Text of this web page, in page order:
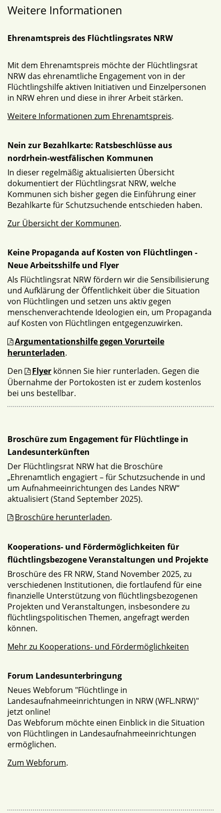
Weitere Informationen
Ehrenamtspreis des Flüchtlingsrates NRW
Mit dem Ehrenamtspreis möchte der Flüchtlingsrat
NRW das ehrenamtliche Engagement von in der
Flüchtlingshilfe aktiven Initiativen und Einzelpersonen
in NRW ehren und diese in ihrer Arbeit stärken.
Weitere Informationen zum Ehrenamtspreis.
Nein zur Bezahlkarte: Ratsbeschlüsse aus
nordrhein-westfälischen Kommunen
In dieser regelmäßig aktualisierten Übersicht
dokumentiert der Flüchtlingsrat NRW, welche
Kommunen sich bisher gegen die Einführung einer
Bezahlkarte für Schutzsuchende entschieden haben.
Zur Übersicht der Kommunen.
Keine Propaganda auf Kosten von Flüchtlingen -
Neue Arbeitsshilfe und Flyer
Als Flüchtlingsrat NRW fördern wir die Sensibilisierung
und Aufklärung der Öffentlichkeit über die Situation
von Flüchtlingen und setzen uns aktiv gegen
menschenverachtende Ideologien ein, um Propaganda
auf Kosten von Flüchtlingen entgegenzuwirken.
Argumentationshilfe gegen Vorurteile
herunterladen.
Den
Flyer können Sie hier runterladen. Gegen die
Übernahme der Portokosten ist er zudem kostenlos
bei uns bestellbar.
Broschüre zum Engagement für Flüchtlinge in
Landesunterkünften
Der Flüchtlingsrat NRW hat die Broschüre
„Ehrenamtlich engagiert – für Schutzsuchende in und
um Aufnahmeeinrichtungen des Landes NRW“
aktualisiert (Stand September 2025).
Broschüre herunterladen.
Kooperations- und Fördermöglichkeiten für
flüchtlingsbezogene Veranstaltungen und Projekte
Broschüre des FR NRW, Stand November 2025, zu
verschiedenen Institutionen, die fortlaufend für eine
finanzielle Unterstützung von flüchtlingsbezogenen
Projekten und Veranstaltungen, insbesondere zu
flüchtlingspolitischen Themen, angefragt werden
können.
Mehr zu Kooperations- und Fördermöglichkeiten
Forum Landesunterbringung
Neues Webforum "Flüchtlinge in
Landesaufnahmeeinrichtungen in NRW (WFL.NRW)"
jetzt online!
Das Webforum möchte einen Einblick in die Situation
von Flüchtlingen in Landesaufnahmeeinrichtungen
ermöglichen.
Zum Webforum.